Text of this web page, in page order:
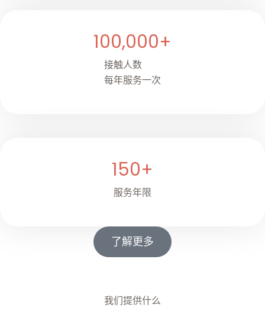
接触人数
每年服务一次
100,000+
服务年限
150+
了解更多
我们提供什么